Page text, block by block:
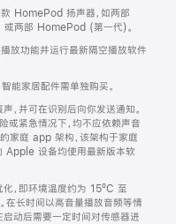
HomePod 扬声器，如两部
两部 HomePod (第一代)。
放功能并运行最新隔空播放软件
家居配件需单独购买。
，并可在识别后向你发送通知。
或紧急情况下，均不应依赖声音
家庭 app 架构，该架构于家庭
Apple 设备均使用最新版本软
，即环境温度约为 15ºC 至
长时间以高音量播放音频等情
动后需要一定时间对传感器进